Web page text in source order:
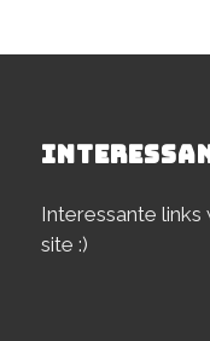
Interessante
site :)